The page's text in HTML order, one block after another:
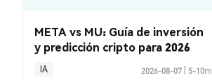
META vs MU: Guía de inversión
y predicción cripto para 2026
IA 2026-08-07 5-10m